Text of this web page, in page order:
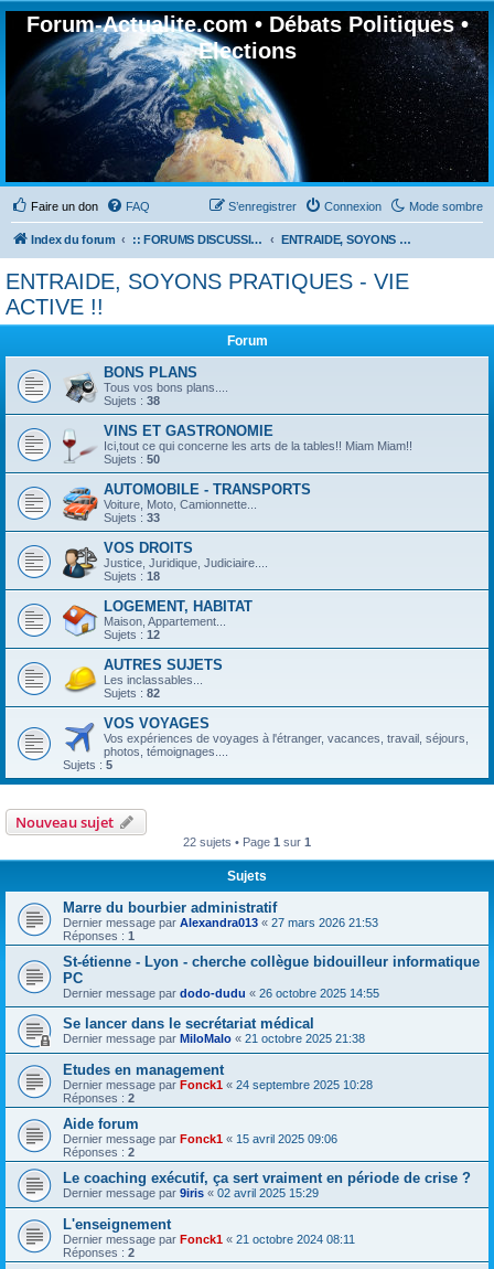
Forum-Actualite.com • Débats Politiques •
Elections
Faire un don Mode sombre
FAQ Connexion
S’enregistrer
Index du forum :: FORUMS DISCUSSION GÉNÉRALES ENTRAIDE, SOYONS PRATIQUES - VIE ACTIVE !!
ENTRAIDE, SOYONS PRATIQUES - VIE
ACTIVE !!
Forum
BONS PLANS
Tous vos bons plans....
Sujets : 38
VINS ET GASTRONOMIE
Ici,tout ce qui concerne les arts de la tables!! Miam Miam!!
Sujets : 50
AUTOMOBILE - TRANSPORTS
Voiture, Moto, Camionnette...
Sujets : 33
VOS DROITS
Justice, Juridique, Judiciaire....
Sujets : 18
LOGEMENT, HABITAT
Maison, Appartement...
Sujets : 12
AUTRES SUJETS
Les inclassables...
Sujets : 82
VOS VOYAGES
Vos expériences de voyages à l'étranger, vacances, travail, séjours,
photos, témoignages....
Sujets : 5
Nouveau sujet
22 sujets • Page 1 sur 1
Sujets
Marre du bourbier administratif
Dernier message par Alexandra013 « 27 mars 2026 21:53
Réponses : 1
St-étienne - Lyon - cherche collègue bidouilleur informatique
PC
Dernier message par dodo-dudu « 26 octobre 2025 14:55
Se lancer dans le secrétariat médical
Dernier message par MiloMalo « 21 octobre 2025 21:38
Etudes en management
Dernier message par Fonck1 « 24 septembre 2025 10:28
Réponses : 2
Aide forum
Dernier message par Fonck1 « 15 avril 2025 09:06
Réponses : 2
Le coaching exécutif, ça sert vraiment en période de crise ?
Dernier message par 9iris « 02 avril 2025 15:29
L'enseignement
Dernier message par Fonck1 « 21 octobre 2024 08:11
Réponses : 2